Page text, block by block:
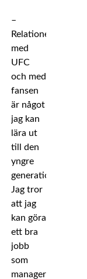
–
Relationen
med
UFC
och med
fansen
är något
jag kan
lära ut
till den
yngre
generationen.
Jag tror
att jag
kan göra
ett bra
jobb
som
manager